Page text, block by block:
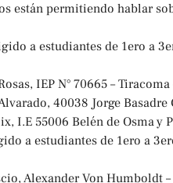
están permitiendo hablar
a estudiantes de 1ero a
IEP N° 70665 – Tiracoma
40038 Jorge Basadre
I.E 55006 Belén de Osma y
a estudiantes de 1ero a
Alexander Von Humboldt –